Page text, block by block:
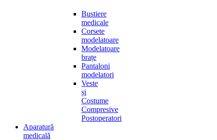
Bustiere
medicale
Corsete
modelatoare
Modelatoare
brațe
Pantaloni
modelatori
Veste
și
Costume
Compresive
Postoperatori
Aparatură
medicală